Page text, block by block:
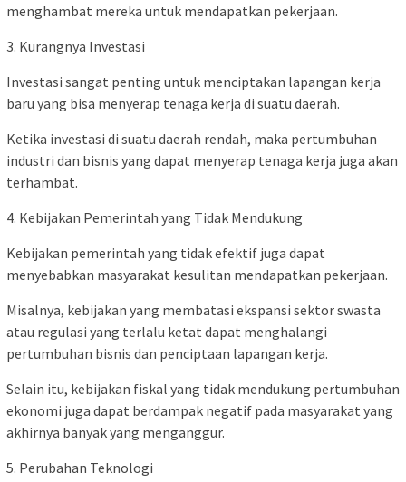
menghambat mereka untuk mendapatkan pekerjaan.
3. Kurangnya Investasi
Investasi sangat penting untuk menciptakan lapangan kerja
baru yang bisa menyerap tenaga kerja di suatu daerah.
Ketika investasi di suatu daerah rendah, maka pertumbuhan
industri dan bisnis yang dapat menyerap tenaga kerja juga akan
terhambat.
4. Kebijakan Pemerintah yang Tidak Mendukung
Kebijakan pemerintah yang tidak efektif juga dapat
menyebabkan masyarakat kesulitan mendapatkan pekerjaan.
Misalnya, kebijakan yang membatasi ekspansi sektor swasta
atau regulasi yang terlalu ketat dapat menghalangi
pertumbuhan bisnis dan penciptaan lapangan kerja.
Selain itu, kebijakan fiskal yang tidak mendukung pertumbuhan
ekonomi juga dapat berdampak negatif pada masyarakat yang
akhirnya banyak yang menganggur.
5. Perubahan Teknologi